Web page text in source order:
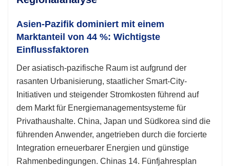
Asien-Pazifik dominiert mit einem
Marktanteil von 44 %: Wichtigste
Einflussfaktoren
Der asiatisch-pazifische Raum ist aufgrund der
rasanten Urbanisierung, staatlicher Smart-City-
Initiativen und steigender Stromkosten führend auf
dem Markt für Energiemanagementsysteme für
Privathaushalte. China, Japan und Südkorea sind die
führenden Anwender, angetrieben durch die forcierte
Integration erneuerbarer Energien und günstige
Rahmenbedingungen. Chinas 14. Fünfjahresplan